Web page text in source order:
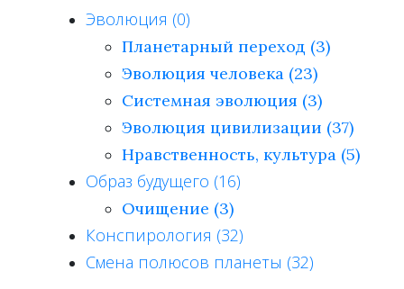
Эволюция (0)
Планетарный переход (3)
Эволюция человека (23)
Системная эволюция (3)
Эволюция цивилизации (37)
Нравственность, культура (5)
Образ будущего (16)
Очищение (3)
Конспирология (32)
Смена полюсов планеты (32)